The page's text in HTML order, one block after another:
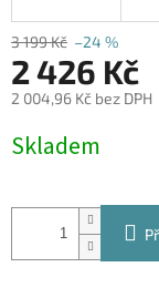
3 199 Kč –24 %
2 426 Kč
2 004,96 Kč bez DPH
cena:
Skladem